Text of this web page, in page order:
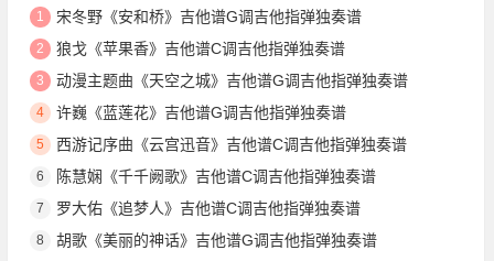
1 宋冬野《安和桥》吉他谱G调吉他指弹独奏谱
2 狼戈《苹果香》吉他谱C调吉他指弹独奏谱
3 动漫主题曲《天空之城》吉他谱G调吉他指弹独奏谱
4 许巍《蓝莲花》吉他谱G调吉他指弹独奏谱
5 西游记序曲《云宫迅音》吉他谱C调吉他指弹独奏谱
6 陈慧娴《千千阙歌》吉他谱C调吉他指弹独奏谱
7 罗大佑《追梦人》吉他谱C调吉他指弹独奏谱
8 胡歌《美丽的神话》吉他谱G调吉他指弹独奏谱